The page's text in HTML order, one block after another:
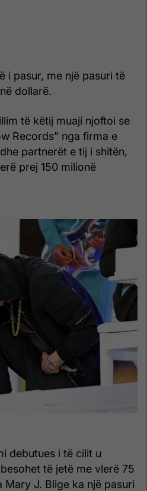
i pasur, me një pasuri të
dollarë.
të këtij muaji njoftoi se
Records” nga firma e
partnerët e tij i shitën,
prej 150 milionë
debutues i të cilit u
të jetë me vlerë 75
Mary J. Blige ka një pasuri